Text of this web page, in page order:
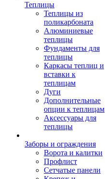
Теплицы
Теплицы из
поликарбоната
Алюминиевые
теплицы
Фундаменты для
теплицы
Каркасы теплиц и
вставки к
теплицам
Дуги
Дополнительные
опции к теплицам
Аксессуары для
теплицы
Заборы и ограждения
Ворота и калитки
Профлист
Сетчатые панели